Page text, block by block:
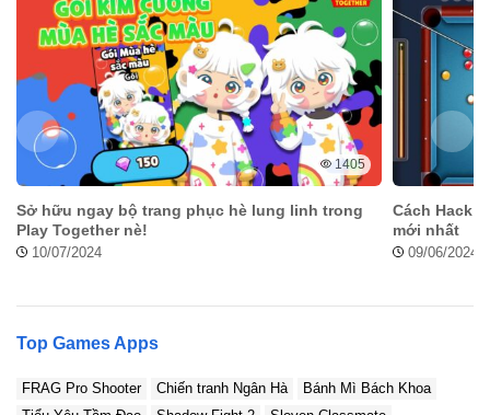
1405
Sở hữu ngay bộ trang phục hè lung linh trong
Play Together nè!
10/07/2024
Cách Hack
mới nhất
09/06/2024
Top Games Apps
FRAG Pro Shooter Chiến tranh Ngân Hà
Bánh Mì Bách Khoa